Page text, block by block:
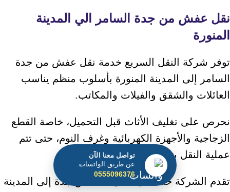
تواصل معنا الآن
عن طريق الواتساب
0555096376
نقل عفش من جدة السامر الي المدينة
المنورة
توفر شركة النقل السريع خدمة نقل عفش من جدة
السامر إلى المدينة المنورة بأسلوب منظم يناسب
العائلات والشقق والفيلات والمكاتب.
نحرص على تغليف الأثاث قبل التحميل، خاصة القطع
الزجاجية والأجهزة الكهربائية وغرف النوم، حتى تتم
عملية النقل بطريقة آمنة.
تقدم الشركة خدمة دينا نقل أثاث من جدة إلى المدينة